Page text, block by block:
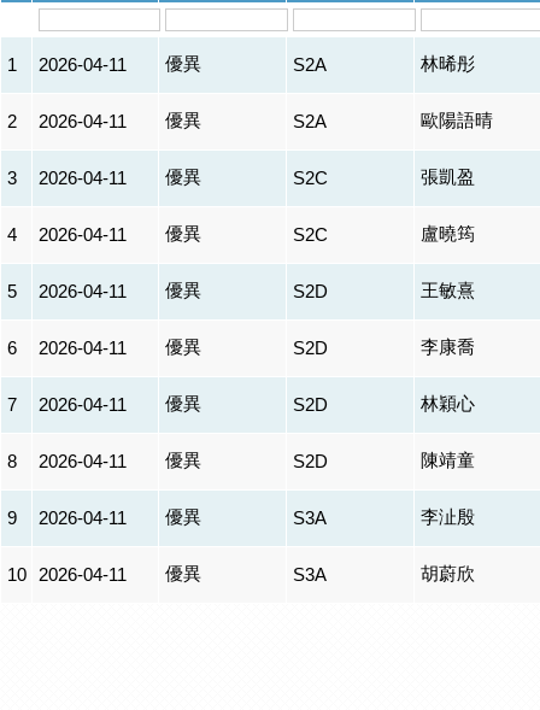
1 2026-04-11 優異 S2A 林晞彤
2 2026-04-11 優異 S2A 歐陽語晴
3 2026-04-11 優異 S2C 張凱盈
4 2026-04-11 優異 S2C 盧曉筠
5 2026-04-11 優異 S2D 王敏熹
6 2026-04-11 優異 S2D 李康喬
7 2026-04-11 優異 S2D 林穎心
8 2026-04-11 優異 S2D 陳靖童
9 2026-04-11 優異 S3A 李沚殷
10 2026-04-11 優異 S3A 胡蔚欣